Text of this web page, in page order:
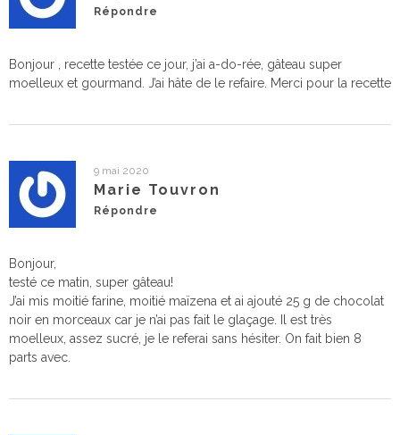
Répondre
Bonjour , recette testée ce jour, j’ai a-do-rée, gâteau super
moelleux et gourmand. J’ai hâte de le refaire. Merci pour la recette
9 mai 2020
Marie Touvron
Répondre
Bonjour,
testé ce matin, super gâteau!
J’ai mis moitié farine, moitié maïzena et ai ajouté 25 g de chocolat
noir en morceaux car je n’ai pas fait le glaçage. Il est très
moelleux, assez sucré, je le referai sans hésiter. On fait bien 8
parts avec.